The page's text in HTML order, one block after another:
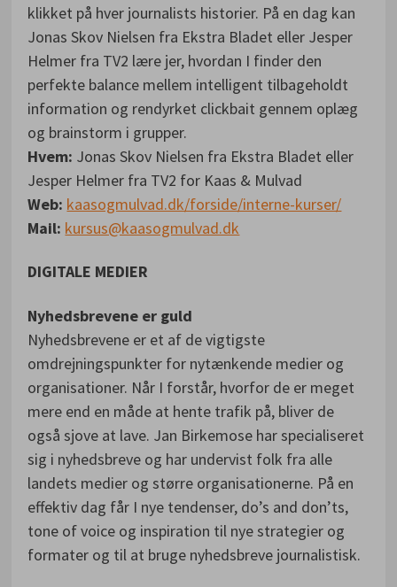
klikket på hver journalists historier. På en dag kan
Jonas Skov Nielsen fra Ekstra Bladet eller Jesper
Helmer fra TV2 lære jer, hvordan I finder den
perfekte balance mellem intelligent tilbageholdt
information og rendyrket clickbait gennem oplæg
og brainstorm i grupper.
Hvem: Jonas Skov Nielsen fra Ekstra Bladet eller
Jesper Helmer fra TV2 for Kaas & Mulvad
Web: kaasogmulvad.dk/forside/interne-kurser/
Mail: kursus@kaasogmulvad.dk
DIGITALE MEDIER
Nyhedsbrevene er guld
Nyhedsbrevene er et af de vigtigste
omdrejningspunkter for nytænkende medier og
organisationer. Når I forstår, hvorfor de er meget
mere end en måde at hente trafik på, bliver de
også sjove at lave. Jan Birkemose har specialiseret
sig i nyhedsbreve og har undervist folk fra alle
landets medier og større organisationerne. På en
effektiv dag får I nye tendenser, do’s and don’ts,
tone of voice og inspiration til nye strategier og
formater og til at bruge nyhedsbreve journalistisk.